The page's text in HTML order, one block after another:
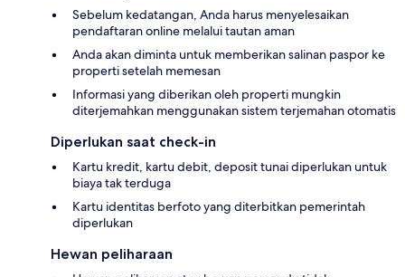
Sebelum kedatangan, Anda harus menyelesaikan
pendaftaran online melalui tautan aman
Anda akan diminta untuk memberikan salinan paspor ke
properti setelah memesan
Informasi yang diberikan oleh properti mungkin
diterjemahkan menggunakan sistem terjemahan otomatis
Diperlukan saat check-in
Kartu kredit, kartu debit, deposit tunai diperlukan untuk
biaya tak terduga
Kartu identitas berfoto yang diterbitkan pemerintah
diperlukan
Hewan peliharaan